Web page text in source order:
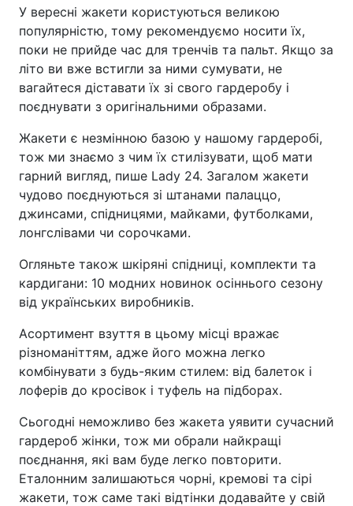
У вересні жакети користуються великою
популярністю, тому рекомендуємо носити їх,
поки не прийде час для тренчів та пальт. Якщо за
літо ви вже встигли за ними сумувати, не
вагайтеся діставати їх зі свого гардеробу і
поєднувати з оригінальними образами.
Жакети є незмінною базою у нашому гардеробі,
тож ми знаємо з чим їх стилізувати, щоб мати
гарний вигляд, пише Lady 24. Загалом жакети
чудово поєднуються зі штанами палаццо,
джинсами, спідницями, майками, футболками,
лонгслівами чи сорочками.
Огляньте також шкіряні спідниці, комплекти та
кардигани: 10 модних новинок осіннього сезону
від українських виробників.
Асортимент взуття в цьому місці вражає
різноманіттям, адже його можна легко
комбінувати з будь-яким стилем: від балеток і
лоферів до кросівок і туфель на підборах.
Сьогодні неможливо без жакета уявити сучасний
гардероб жінки, тож ми обрали найкращі
поєднання, які вам буде легко повторити.
Еталонним залишаються чорні, кремові та сірі
жакети, тож саме такі відтінки додавайте у свій